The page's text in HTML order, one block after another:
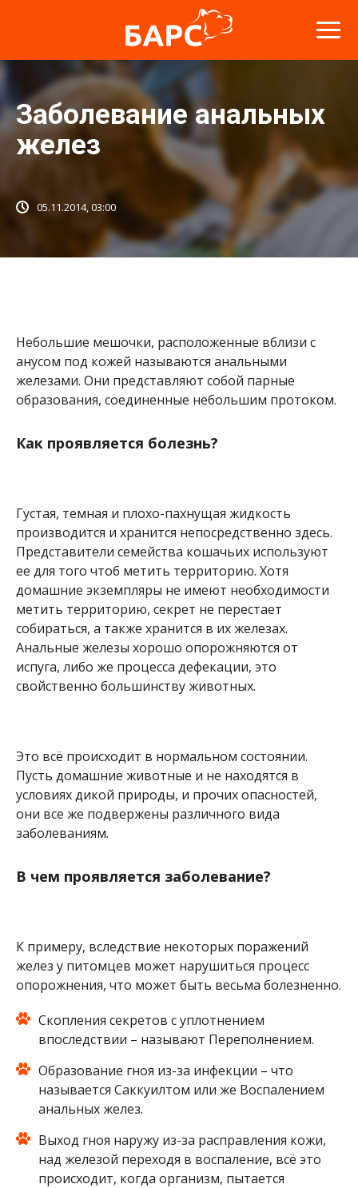
​Заболевание анальных
желез
05.11.2014, 03:00
Небольшие мешочки, расположенные вблизи с
анусом под кожей называются анальными
железами. Они представляют собой парные
образования, соединенные небольшим протоком.
Как проявляется болезнь?
Густая, темная и плохо-пахнущая жидкость
производится и хранится непосредственно здесь.
Представители семейства кошачьих используют
ее для того чтоб метить территорию. Хотя
домашние экземпляры не имеют необходимости
метить территорию, секрет не перестает
собираться, а также хранится в их железах.
Анальные железы хорошо опорожняются от
испуга, либо же процесса дефекации, это
свойственно большинству животных.
Это всё происходит в нормальном состоянии.
Пусть домашние животные и не находятся в
условиях дикой природы, и прочих опасностей,
они все же подвержены различного вида
заболеваниям.
В чем проявляется заболевание?
К примеру, вследствие некоторых поражений
желез у питомцев может нарушиться процесс
опорожнения, что может быть весьма болезненно.
Скопления секретов с уплотнением
впоследствии – называют Переполнением.
Образование гноя из-за инфекции – что
называется Саккуилтом или же Воспалением
анальных желез.
Выход гноя наружу из-за расправления кожи,
над железой переходя в воспаление, всё это
происходит, когда организм, пытается